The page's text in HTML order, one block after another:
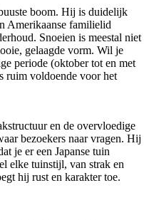
boom. Hij is duidelijk
Amerikaanse familielid
Snoeien is meestal niet
gelaagde vorm. Wil je
periode (oktober tot en met
ruim voldoende voor het
en de overvloedige
bezoekers naar vragen. Hij
je er een Japanse tuin
elke tuinstijl, van strak en
hij rust en karakter toe.